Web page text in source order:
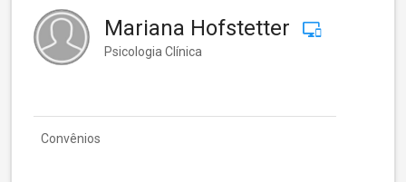
Mariana Hofstetter
Psicologia Clínica
Convênios